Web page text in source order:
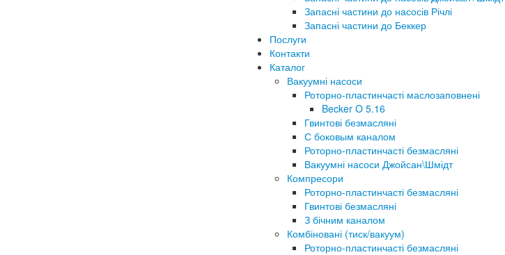
Запасні частини до насосів Річлі
Запасні частини до Беккер
Послуги
Контакти
Каталог
Вакуумні насоси
Роторно-пластинчасті маслозаповнені
Becker O 5.16
Гвинтові безмасляні
С боковым каналом
Роторно-пластинчасті безмасляні
Вакуумні насоси Джойсан\Шмідт
Компресори
Роторно-пластинчасті безмасляні
Гвинтові безмасляні
З бічним каналом
Комбіновані (тиск/вакуум)
Роторно-пластинчасті безмасляні